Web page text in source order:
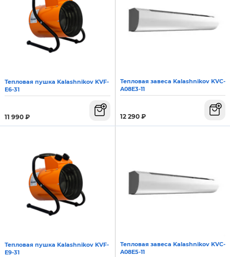
Тепловая пушка Kalashnikov KVF-
E6-31
11 990 ₽
Тепловая завеса Kalashnikov KVC-
A08E3-11
12 290 ₽
Тепловая пушка Kalashnikov KVF-
E9-31
Тепловая завеса Kalashnikov KVC-
A08E5-11